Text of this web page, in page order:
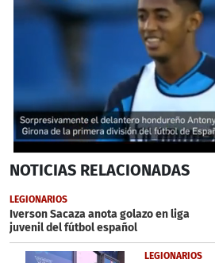
seconds
51
seconds
NOTICIAS RELACIONADAS
LEGIONARIOS
Iverson Sacaza anota golazo en liga
juvenil del fútbol español
LEGIONARIOS